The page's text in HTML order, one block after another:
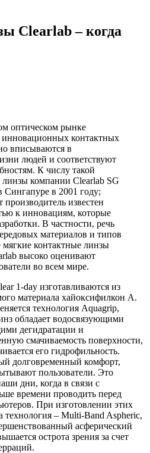
Clearlab – когда
оптическом рынке
инновационных контактных
вписываются в
людей и соответствуют
К числу такой
линзы компании Clearlab SG
Сингапуре в 2001 году;
производитель известен
к инновациям, которые
В частности, речь
материалов и типов
мягкие контактные линзы
высоко оценивают
во всем мире.
1-day изготавливаются из
материала хайоксифилкон А.
технология Aquagrip,
обладает водосвязующими
дегидратации и
смачиваемость поверхности,
его гидрофильность.
долго­временный комфорт,
пользователи. Это
дни, когда в связи с
времени проводить перед
При изготовлении этих
технология – Multi-Band Aspheric,
асферический
острота зрения за счет